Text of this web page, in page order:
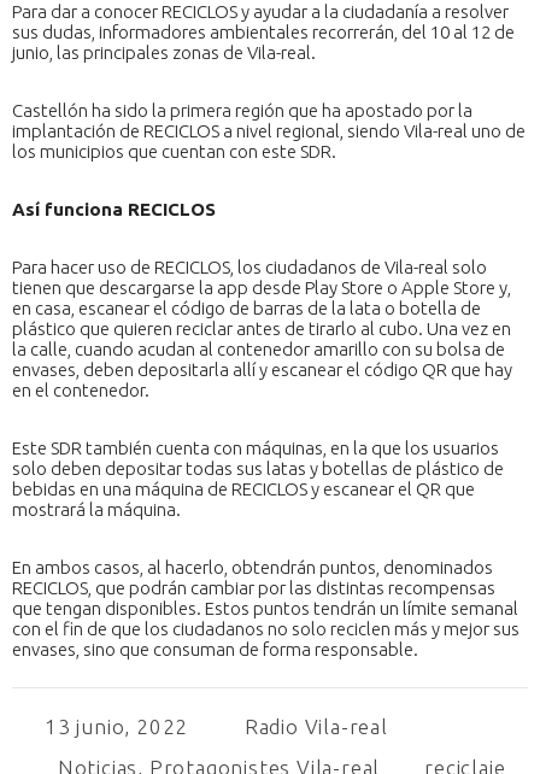
Para dar a conocer RECICLOS y ayudar a la ciudadanía a resolver
sus dudas, informadores ambientales recorrerán, del 10 al 12 de
junio, las principales zonas de Vila-real.
Castellón ha sido la primera región que ha apostado por la
implantación de RECICLOS a nivel regional, siendo Vila-real uno de
los municipios que cuentan con este SDR.
Así funciona RECICLOS
Para hacer uso de RECICLOS, los ciudadanos de Vila-real solo
tienen que descargarse la app desde Play Store o Apple Store y,
en casa, escanear el código de barras de la lata o botella de
plástico que quieren reciclar antes de tirarlo al cubo. Una vez en
la calle, cuando acudan al contenedor amarillo con su bolsa de
envases, deben depositarla allí y escanear el código QR que hay
en el contenedor.
Este SDR también cuenta con máquinas, en la que los usuarios
solo deben depositar todas sus latas y botellas de plástico de
bebidas en una máquina de RECICLOS y escanear el QR que
mostrará la máquina.
En ambos casos, al hacerlo, obtendrán puntos, denominados
RECICLOS, que podrán cambiar por las distintas recompensas
que tengan disponibles. Estos puntos tendrán un límite semanal
con el fin de que los ciudadanos no solo reciclen más y mejor sus
envases, sino que consuman de forma responsable.
13 junio, 2022
Radio Vila-real
Noticias, Protagonistes Vila-real reciclaje